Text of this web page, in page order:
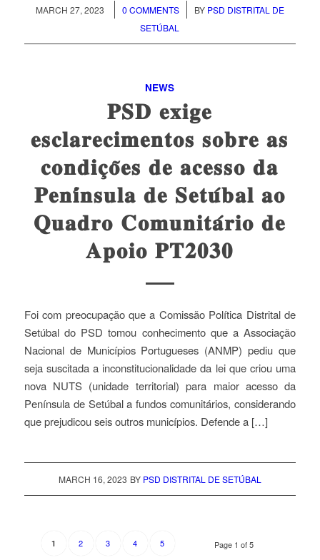
MARCH 27, 2023
/ 0 COMMENTS
/ BY PSD DISTRITAL DE
SETÚBAL
NEWS
𝐏𝐒𝐃 𝐞𝐱𝐢𝐠𝐞
𝐞𝐬𝐜𝐥𝐚𝐫𝐞𝐜𝐢𝐦𝐞𝐧𝐭𝐨𝐬 𝐬𝐨𝐛𝐫𝐞 𝐚𝐬
𝐜𝐨𝐧𝐝𝐢𝐜̧𝐨̃𝐞𝐬 𝐝𝐞 𝐚𝐜𝐞𝐬𝐬𝐨 𝐝𝐚
𝐏𝐞𝐧𝐢́𝐧𝐬𝐮𝐥𝐚 𝐝𝐞 𝐒𝐞𝐭𝐮́𝐛𝐚𝐥 𝐚𝐨
𝐐𝐮𝐚𝐝𝐫𝐨 𝐂𝐨𝐦𝐮𝐧𝐢𝐭𝐚́𝐫𝐢𝐨 𝐝𝐞
𝐀𝐩𝐨𝐢𝐨 𝐏𝐓𝟐𝟎𝟑𝟎
Foi com preocupação que a Comissão Política Distrital de
Setúbal do PSD tomou conhecimento que a Associação
Nacional de Municípios Portugueses (ANMP) pediu que
seja suscitada a inconstitucionalidade da lei que criou uma
nova NUTS (unidade territorial) para maior acesso da
Península de Setúbal a fundos comunitários, considerando
que prejudicou seis outros municípios. Defende a […]
MARCH 16, 2023 BY PSD DISTRITAL DE SETÚBAL
Page 1 of 5
1 2 3 4 5